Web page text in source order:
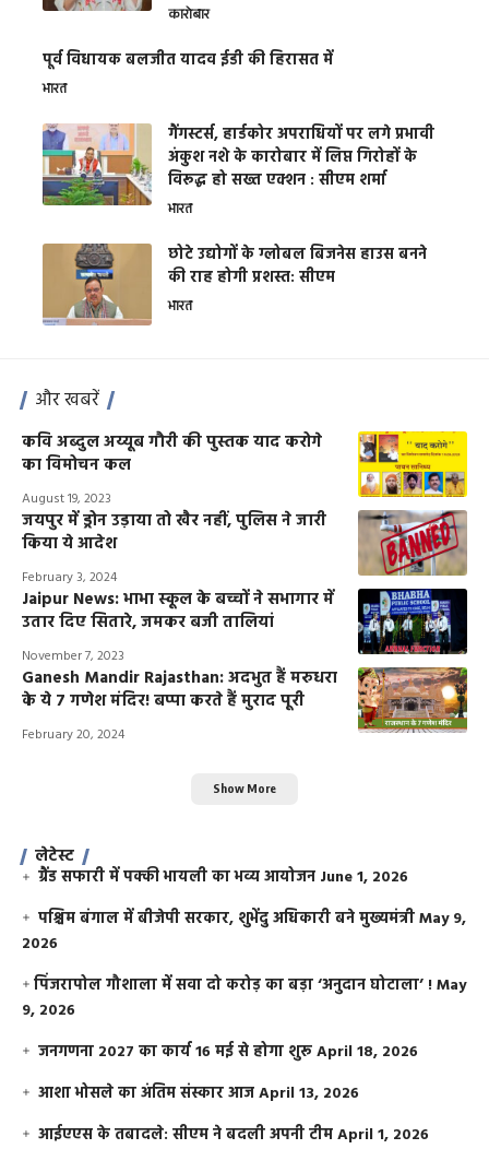
कारोबार
पूर्व विधायक बलजीत यादव ईडी की हिरासत में
भारत
गैंगस्टर्स, हार्डकोर अपराधियों पर लगे प्रभावी
अंकुश नशे के कारोबार में लिप्त गिरोहों के
विरूद्ध हो सख्त एक्शन : सीएम शर्मा
भारत
छोटे उद्योगों के ग्लोबल बिजनेस हाउस बनने
की राह होगी प्रशस्त: सीएम
भारत
और खबरें
कवि अब्दुल अय्यूब गौरी की पुस्तक याद करोगे
का विमोचन कल
August 19, 2023
जयपुर में ड्रोन उड़ाया तो खैर नहीं, पुलिस ने जारी
किया ये आदेश
February 3, 2024
Jaipur News: भाभा स्कूल के बच्चों ने सभागार में
उतार दिए सितारे, जमकर बजी तालियां
November 7, 2023
Ganesh Mandir Rajasthan: अदभुत हैं मरुधरा
के ये 7 गणेश मंदिर! बप्पा करते हैं मुराद पूरी
February 20, 2024
Show More
लेटेस्ट
ग्रैंड सफारी में पक्की भायली का भव्य आयोजन June 1, 2026
पश्चिम बंगाल में बीजेपी सरकार, शुभेंदु अधिकारी बने मुख्यमंत्रीMay 9,
2026
​पिंजरापोल गौशाला में सवा दो करोड़ का बड़ा ‘अनुदान घोटाला’ !May
9, 2026
जनगणना 2027 का कार्य 16 मई से होगा शुरूApril 18, 2026
आशा भोसले का अंतिम संस्कार आजApril 13, 2026
आईएएस के तबादले: सीएम ने बदली अपनी टीमApril 1, 2026